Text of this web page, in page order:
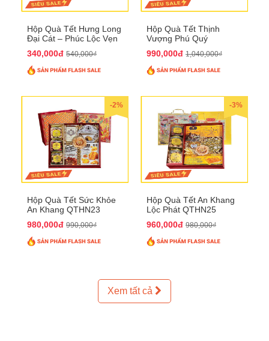
Hộp Quà Tết Hưng Long
Đại Cát – Phúc Lộc Vẹn
340,000đ 540,000₫
Hộp Quà Tết Thịnh
Vượng Phú Quý
990,000đ 1,040,000₫
-2%
Hộp Quà Tết Sức Khỏe
An Khang QTHN23
980,000đ 990,000₫
-3%
Hộp Quà Tết An Khang
Lộc Phát QTHN25
960,000đ 980,000₫
Xem tất cả